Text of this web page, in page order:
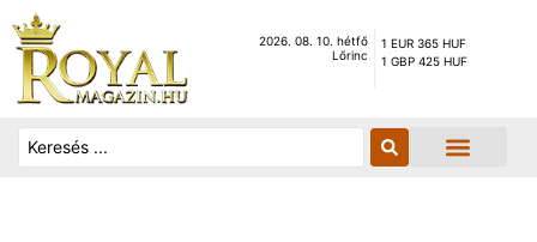
2026. 08. 10. hétfő
Lőrinc
1 EUR 365 HUF
1 GBP 425 HUF